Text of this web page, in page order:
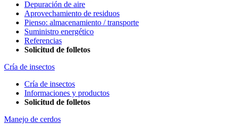
Depuración de aire
Aprovechamiento de residuos
Pienso: almacenamiento / transporte
Suministro energético
Referencias
Solicitud de folletos
Cría de insectos
Cría de insectos
Informaciones y productos
Solicitud de folletos
Manejo de cerdos